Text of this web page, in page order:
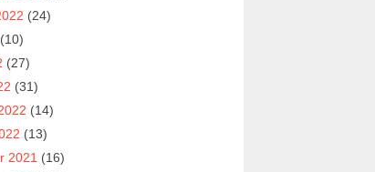
(24)
(10)
(27)
(31)
(14)
(13)
2021 (16)